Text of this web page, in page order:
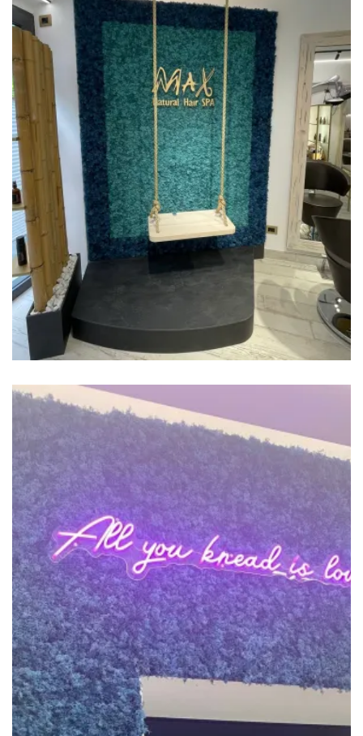
MAX HAIRDRESS
Interior Design
PRIVATE APT
Interior Design